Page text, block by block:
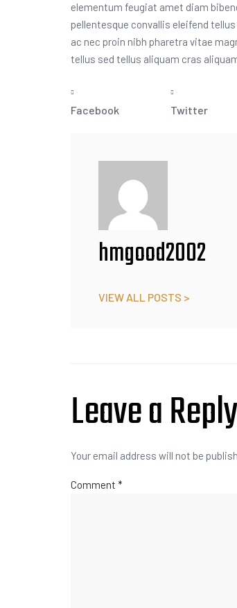
elementum feugiat amet diam
pellentesque convallis eleifend
ac nec proin nibh pharetra vitae
tellus sed tellus aliquam cras
Facebook Twitter
hmgood2002
VIEW ALL POSTS >
Leave a Reply
Your email address will not be
Comment *